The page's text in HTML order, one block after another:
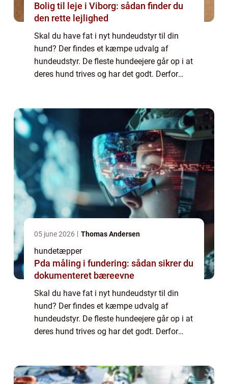
Bolig til leje i Viborg: sådan finder du
den rette lejlighed
Skal du have fat i nyt hundeudstyr til din
hund? Der findes et kæmpe udvalg af
hundeudstyr. De fleste hundeejere går op i at
deres hund trives og har det godt. Derfor
05 june 2026 Thomas Andersen
hundetæpper
Pda måling i fundering: sådan sikrer du
dokumenteret bæreevne
Skal du have fat i nyt hundeudstyr til din
hund? Der findes et kæmpe udvalg af
hundeudstyr. De fleste hundeejere går op i at
deres hund trives og har det godt. Derfor